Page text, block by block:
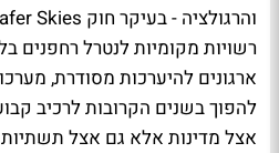
רשויות מקומיות לנטרל רחפנים
ארגונים להיערכות מסודרת,
להפוך בשנים הקרובות לרכיב
אצל מדינות אלא גם אצל תשתיות